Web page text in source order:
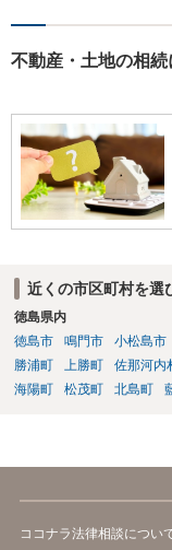
不動産・土地の相
近くの市区町村を選
徳島県内
徳島市
鳴門市 小松島市
勝浦町
上勝町 佐那河内
海陽町
松茂町 北島町
ココナラ法律相談につい